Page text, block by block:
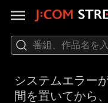
システムエラー
間を置いてから